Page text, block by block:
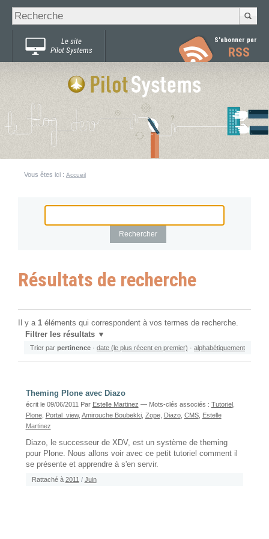
Chercher par
Recherche
avancée…
Le site
Pilot Systems
S'abonner par
RSS
Vous êtes ici : Accueil
Résultats de recherche
Il y a 1 éléments qui correspondent à vos termes de recherche.
Filtrer les résultats
Trier par pertinence · date (le plus récent en premier) · alphabétiquement
Theming Plone avec Diazo
écrit le 09/06/2011 Par Estelle Martinez — Mots-clés associés : Tutoriel,
Plone, Portal_view, Amirouche Boubekki, Zope, Diazo, CMS, Estelle
Martinez
Diazo, le successeur de XDV, est un système de theming
pour Plone. Nous allons voir avec ce petit tutoriel comment il
se présente et apprendre à s'en servir.
Rattaché à 2011 / Juin